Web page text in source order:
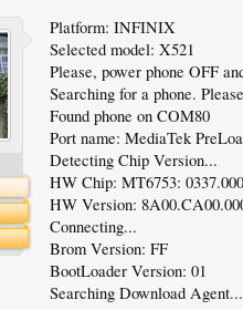
Platform: INFINIX
Selected model: X521
Please, power phone OFF
Searching for a phone.
Found phone on COM80
Port name: MediaTek
Detecting Chip Version...
HW Chip: MT6753:
HW Version:
Connecting...
Brom Version: FF
BootLoader Version: 01
Searching Download Agent...